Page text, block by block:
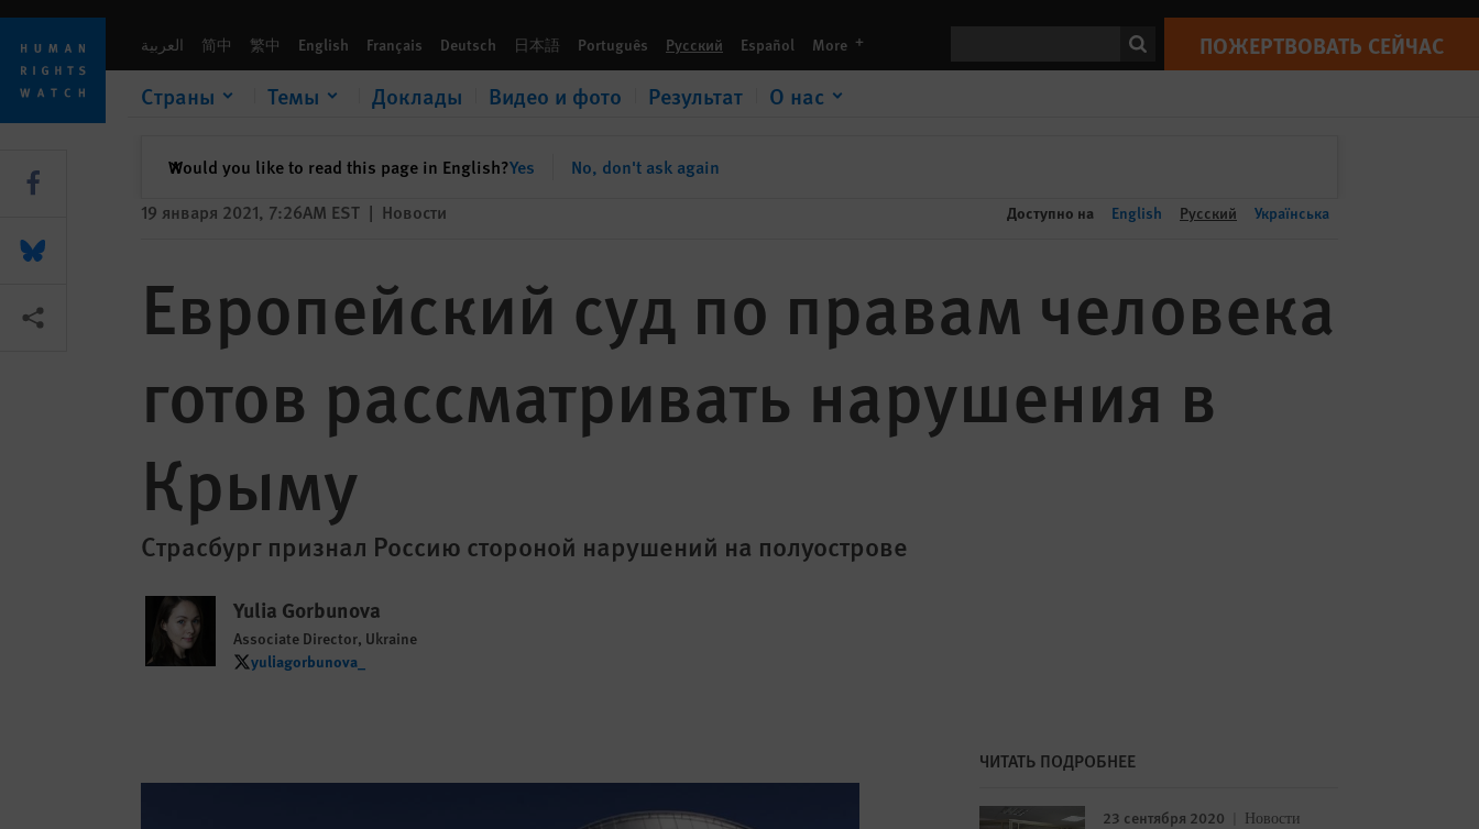
Skip
cookie
privacy
notice
Skip
main
content
العربية 简中 繁中 English Français Deutsch 日本語 Português Русский Español More languages ПОЖЕРТВОВАТЬ СЕЙЧАС
Страны Темы Доклады Видео и фото Результат О нас
Would you like to read this page in English?Yes No, don't ask again
✕закрыть
ПОЖЕРТВОВАТЬ СЕЙЧАС
19 января 2021, 7:26AM EST | Новости Доступно на English Русский Українська
Европейский суд по правам человека
готов рассматривать нарушения в
Крыму
Страсбург признал Россию стороной нарушений на полуострове
Yulia Gorbunova
Associate Director, Ukraine
yuliagorbunova_
yuliagorbunova_
ЧИТАТЬ ПОДРОБНЕЕ
23 сентября 2020 Новости
Share this via Facebook
Share this via Bluesky
Share this via Поделиться